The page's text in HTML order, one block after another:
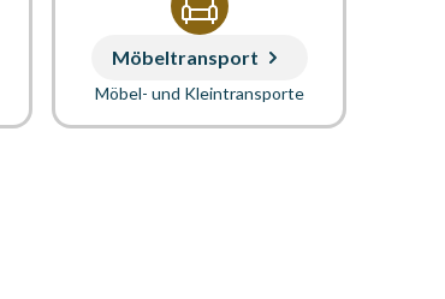
Möbeltransport
Möbel- und Kleintransporte